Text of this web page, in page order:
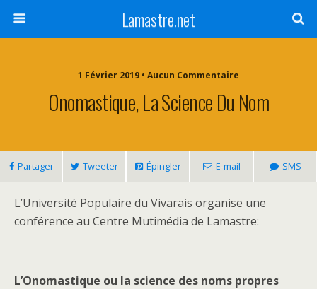
Lamastre.net
1 Février 2019 • Aucun Commentaire
Onomastique, La Science Du Nom
Partager Tweeter Épingler E-mail SMS
L’Université Populaire du Vivarais organise une
conférence au Centre Mutimédia de Lamastre:
L’Onomastique ou la science des noms propres